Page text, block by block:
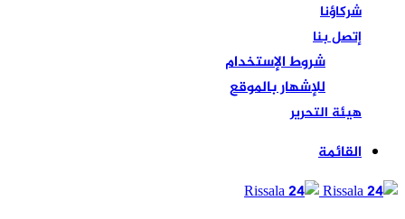
شركاؤنا
إتصل بنا
شروط الإستخدام
للإشهار بالموقع
هيئة التحرير
القائمة